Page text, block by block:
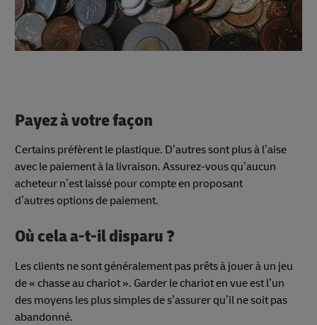
Payez à votre façon
Certains préfèrent le plastique. D’autres sont plus à l’aise
avec le paiement à la livraison. Assurez-vous qu’aucun
acheteur n’est laissé pour compte en proposant
d’autres options de paiement.
Où cela a-t-il disparu ?
Les clients ne sont généralement pas prêts à jouer à un jeu
de « chasse au chariot ». Garder le chariot en vue est l’un
des moyens les plus simples de s’assurer qu’il ne soit pas
abandonné.